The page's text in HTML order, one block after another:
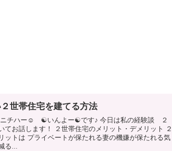
世帯住宅を建てる方法
ニチハー☺ ☯いんよー☯です♪ 今日は私の経験談 ２
てお話します！ ２世帯住宅のメリット・デメリット ２
ットは プライベートが保たれる妻の機嫌が保たれる気
る...